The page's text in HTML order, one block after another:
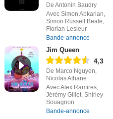
De Antonin Baudry
Avec Simon Abkarian,
Simon Russell Beale,
Florian Lesieur
Bande-annonce
Jim Queen
4,3
De Marco Nguyen,
Nicolas Athane
Avec Alex Ramires,
Jérémy Gillet, Shirley
Souagnon
Bande-annonce